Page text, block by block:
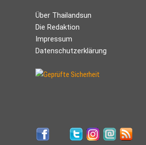
Über Thailandsun
Die Redaktion
Impressum
Datenschutzerklärung